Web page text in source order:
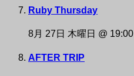
Ruby Thursday
8月 27日 木曜日 @ 19:00
AFTER TRIP